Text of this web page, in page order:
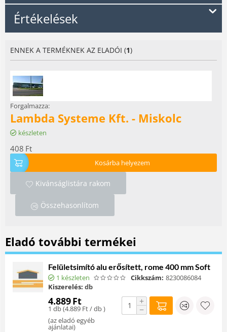
Értékelések
ENNEK A TERMÉKNEK AZ ELADÓI (1)
Forgalmazza:
Lambda Systeme Kft. - Miskolc
készleten
408 Ft
Kosárba helyezem
Kivánságlistára rakom
Összehasonlítom
Eladó további termékei
Felületsimító alu erősített, rome 400 mm Soft
1 készleten Cikkszám: 8230086084
Kiszerelés: db
4.889Ft
1 db (4.889 Ft/ db )
(az eladó egyéb
ajánlatai)
+
−